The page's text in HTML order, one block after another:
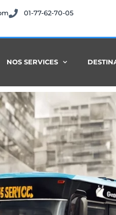
01-77-62-70-05
NOS SERVICES